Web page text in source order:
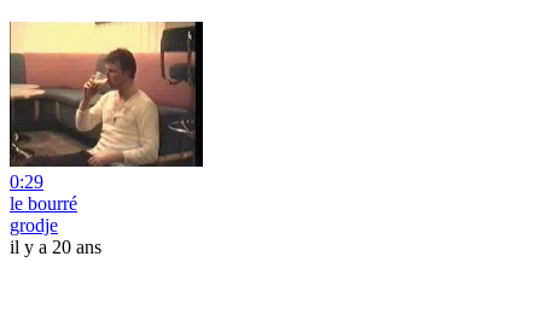
0:29
le bourré
grodje
il y a 20 ans